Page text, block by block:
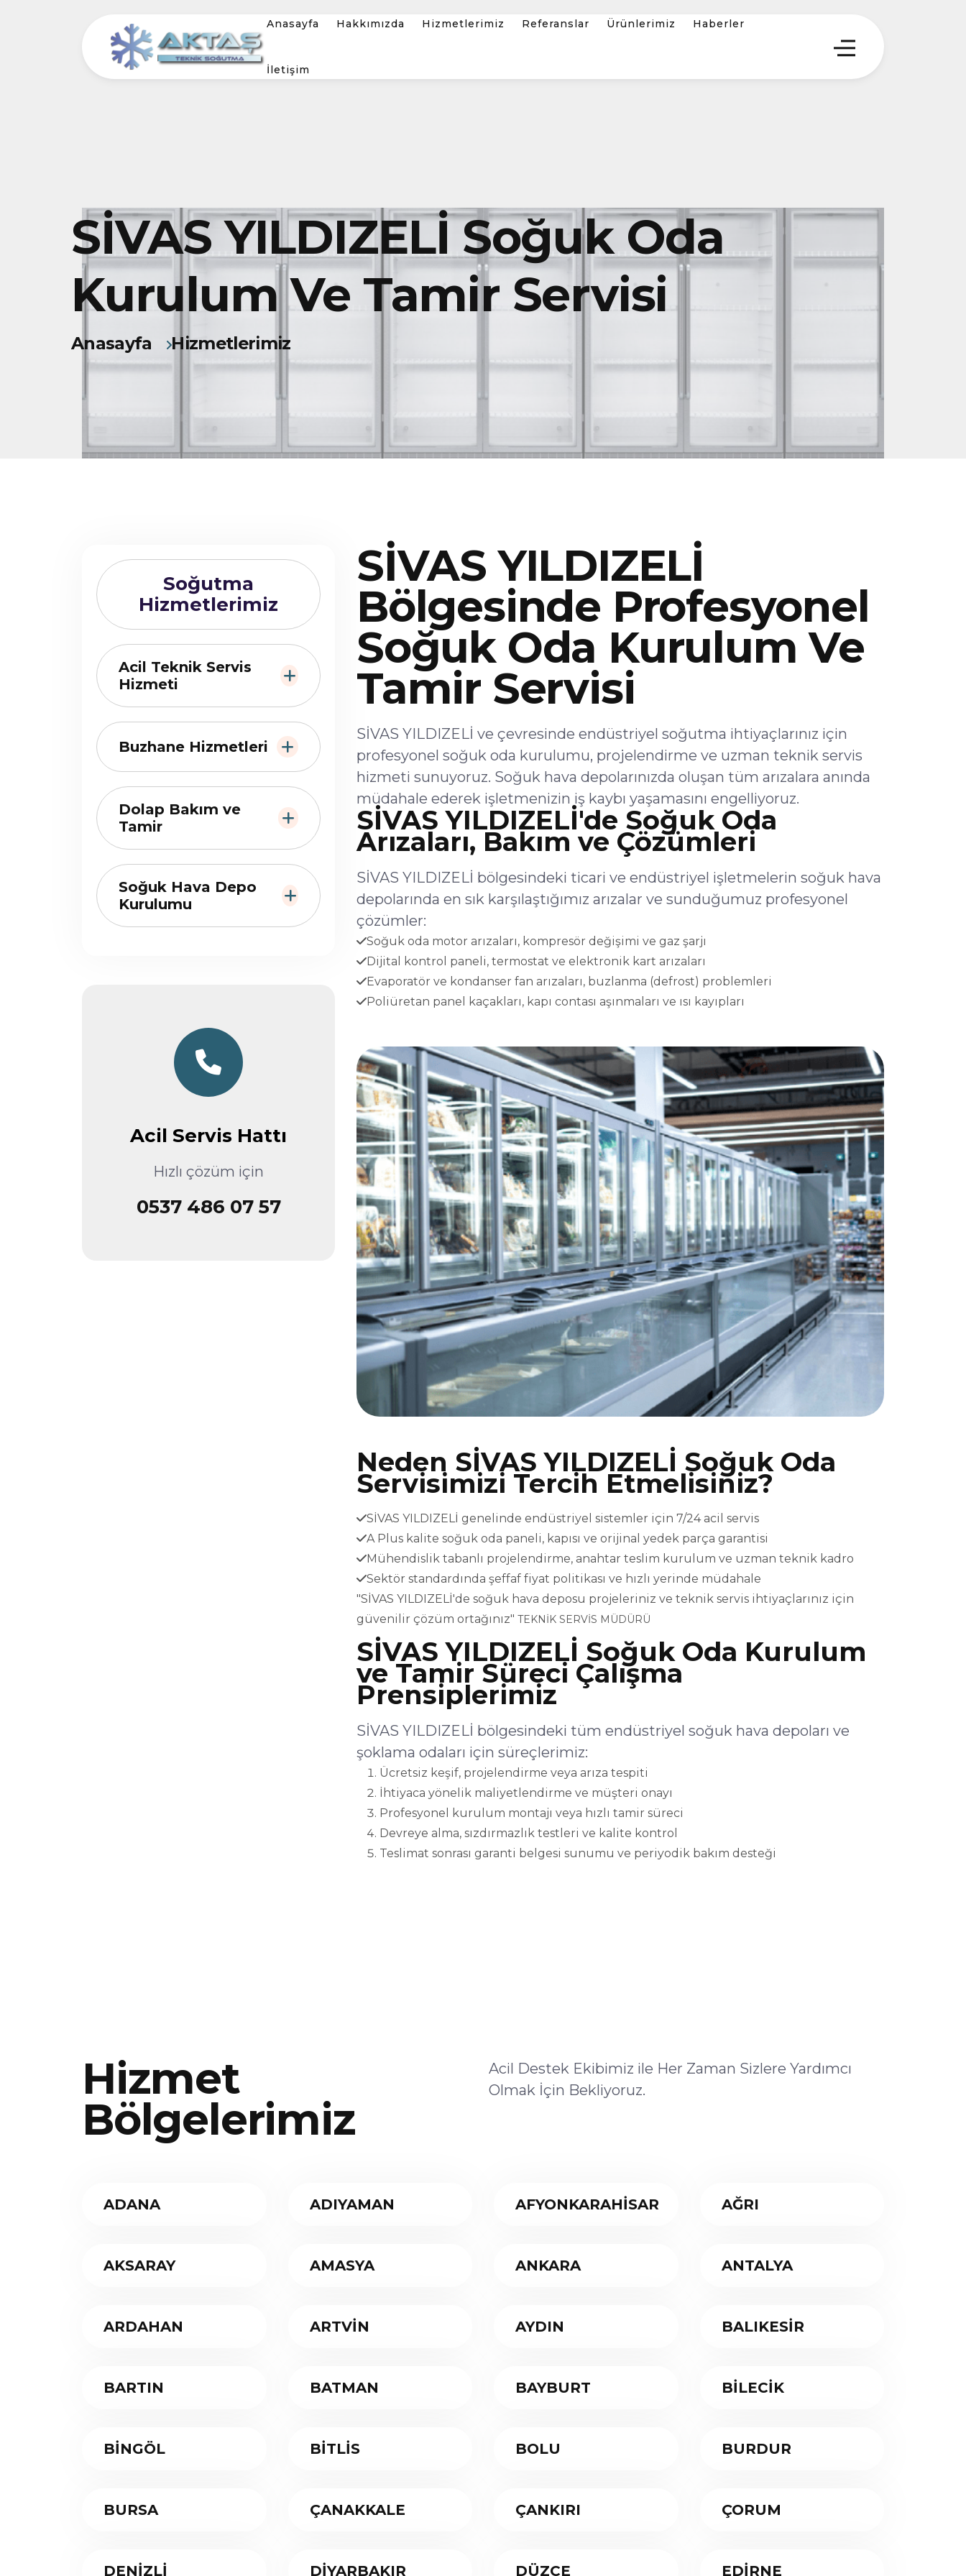
Anasayfa Hakkımızda Hizmetlerimiz Referanslar Ürünlerimiz Haberler
İletişim
SİVAS YILDIZELİ Soğuk Oda
Kurulum Ve Tamir Servisi
Anasayfa Hizmetlerimiz
Soğutma
Hizmetlerimiz
Acil Teknik Servis
Hizmeti
Buzhane Hizmetleri
Dolap Bakım ve
Tamir
Soğuk Hava Depo
Kurulumu
Acil Servis Hattı
Hızlı çözüm için
0537 486 07 57
SİVAS YILDIZELİ
Bölgesinde Profesyonel
Soğuk Oda Kurulum Ve
Tamir Servisi
SİVAS YILDIZELİ ve çevresinde endüstriyel soğutma ihtiyaçlarınız için
profesyonel soğuk oda kurulumu, projelendirme ve uzman teknik servis
hizmeti sunuyoruz. Soğuk hava depolarınızda oluşan tüm arızalara anında
müdahale ederek işletmenizin iş kaybı yaşamasını engelliyoruz.
SİVAS YILDIZELİ'de Soğuk Oda
Arızaları, Bakım ve Çözümleri
SİVAS YILDIZELİ bölgesindeki ticari ve endüstriyel işletmelerin soğuk hava
depolarında en sık karşılaştığımız arızalar ve sunduğumuz profesyonel
çözümler:
Soğuk oda motor arızaları, kompresör değişimi ve gaz şarjı
Dijital kontrol paneli, termostat ve elektronik kart arızaları
Evaporatör ve kondanser fan arızaları, buzlanma (defrost) problemleri
Poliüretan panel kaçakları, kapı contası aşınmaları ve ısı kayıpları
Neden SİVAS YILDIZELİ Soğuk Oda
Servisimizi Tercih Etmelisiniz?
SİVAS YILDIZELİ genelinde endüstriyel sistemler için 7/24 acil servis
A Plus kalite soğuk oda paneli, kapısı ve orijinal yedek parça garantisi
Mühendislik tabanlı projelendirme, anahtar teslim kurulum ve uzman teknik kadro
Sektör standardında şeffaf fiyat politikası ve hızlı yerinde müdahale
"SİVAS YILDIZELİ'de soğuk hava deposu projeleriniz ve teknik servis ihtiyaçlarınız için
güvenilir çözüm ortağınız" TEKNİK SERVİS MÜDÜRÜ
SİVAS YILDIZELİ Soğuk Oda Kurulum
ve Tamir Süreci Çalışma
Prensiplerimiz
SİVAS YILDIZELİ bölgesindeki tüm endüstriyel soğuk hava depoları ve
şoklama odaları için süreçlerimiz:
Ücretsiz keşif, projelendirme veya arıza tespiti
İhtiyaca yönelik maliyetlendirme ve müşteri onayı
Profesyonel kurulum montajı veya hızlı tamir süreci
Devreye alma, sızdırmazlık testleri ve kalite kontrol
Teslimat sonrası garanti belgesi sunumu ve periyodik bakım desteği
Hizmet
Bölgelerimiz
Acil Destek Ekibimiz ile Her Zaman Sizlere Yardımcı
Olmak İçin Bekliyoruz.
ADANA ADIYAMAN AFYONKARAHİSAR AĞRI
AKSARAY AMASYA ANKARA ANTALYA
ARDAHAN ARTVİN AYDIN BALIKESİR
BARTIN BATMAN BAYBURT BİLECİK
BİNGÖL BİTLİS BOLU BURDUR
BURSA ÇANAKKALE ÇANKIRI ÇORUM
DENİZLİ DİYARBAKIR DÜZCE EDİRNE